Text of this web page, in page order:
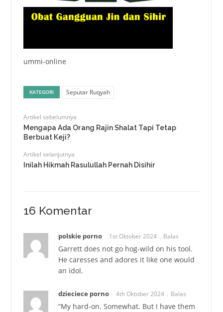
ummi-online
KATEGORI Seputar Ruqyah
Artikel sebelumnya
Mengapa Ada Orang Rajin Shalat Tapi Tetap
Berbuat Keji?
Artikel selanjutnya
Inilah Hikmah Rasulullah Pernah Disihir
16 Komentar
polskie porno 1st Oktober 2024 Balas
Garrett does not go hog-wild on his tool.
He caresses and adores it like one would
an idol.
dzieciece porno 4th Oktober 2024 Balas
“My hard-on. Somewhat. But I have them